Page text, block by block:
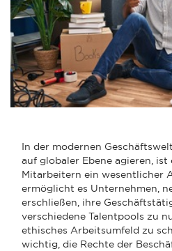
In der modernen
auf globaler Ebene agieren,
Mitarbeitern ein wesentlicher
ermöglicht es Unternehmen,
erschließen, ihre
verschiedene Talentpools zu
ethisches Arbeitsumfeld zu
wichtig, die Rechte der